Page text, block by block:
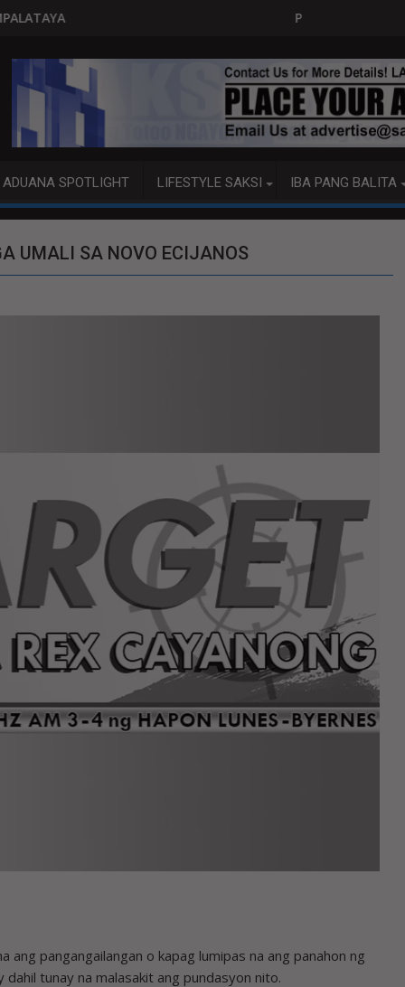
PITO KATAO NASAGIP SA TUMAOB NA
ADUANA SPOTLIGHT LIFESTYLE SAKSI IBA PANG BALITA
UMALI SA NOVO ECIJANOS
pangangailangan o kapag lumipas na ang panahon ng
tunay na malasakit ang pundasyon nito.